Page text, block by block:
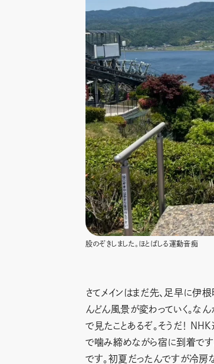
股のぞきしました。ほとばしる運動音痴
さてメインはまだ先、足早に伊
んどん風景が変わっていく。な
で見たことあるぞ。そうだ！
で噛み締めながら宿に到着です
です。初夏だったんですが冷房